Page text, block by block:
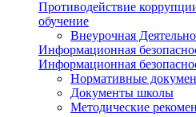
Противодействие
обучение
Внеурочная
Информационная
Информационная
Нормативные
Документы школы
Методические